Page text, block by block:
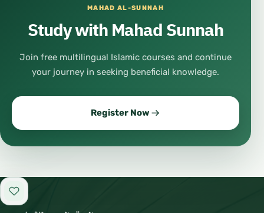
#шариат
#иман
#ихсан
#религия
#мусульмане
#умма
MAHAD AL-SUNNAH
Study with Mahad Sunnah
Join free multilingual Islamic courses and continue
your journey in seeking beneficial knowledge.
Register Now
Add to favorites